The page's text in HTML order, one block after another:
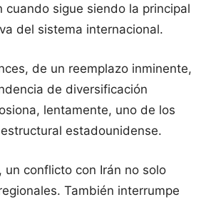
cuando sigue siendo la principal
del sistema internacional.
de un reemplazo inminente,
de diversificación
lentamente, uno de los
estadounidense.
un conflicto con Irán no solo
También interrumpe